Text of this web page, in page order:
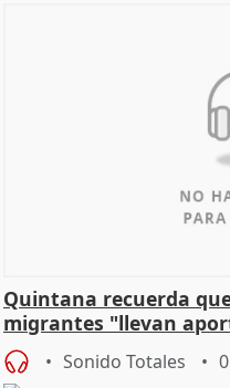
Quintana recuerda
migrantes "llevan
central
Sonido Totales